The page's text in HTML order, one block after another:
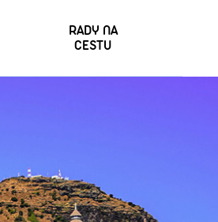
RADY NA
CESTU